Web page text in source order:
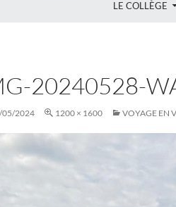
LE COLLÈGE
20240528-
05/2024 1200 × 1600 VOYAGE EN